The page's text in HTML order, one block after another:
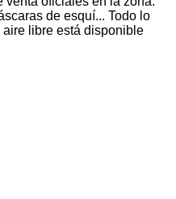
de esquí... Todo lo
libre está disponible